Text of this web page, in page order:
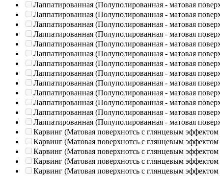
Лаппатированная (Полуполированная - матовая
Лаппатированная (Полуполированная - матовая
Лаппатированная (Полуполированная - матовая
Лаппатированная (Полуполированная - матовая
Лаппатированная (Полуполированная - матовая
Лаппатированная (Полуполированная - матовая
Лаппатированная (Полуполированная - матовая
Лаппатированная (Полуполированная - матовая
Лаппатированная (Полуполированная - матовая
Лаппатированная (Полуполированная - матовая
Лаппатированная (Полуполированная - матовая
Лаппатированная (Полуполированная - матовая
Лаппатированная (Полуполированная - матовая
Карвинг (Матовая поверхнотсь с глянцевым эффектом
Карвинг (Матовая поверхнотсь с глянцевым эффектом
Карвинг (Матовая поверхнотсь с глянцевым эффектом
Карвинг (Матовая поверхнотсь с глянцевым эффектом
Карвинг (Матовая поверхнотсь с глянцевым эффектом